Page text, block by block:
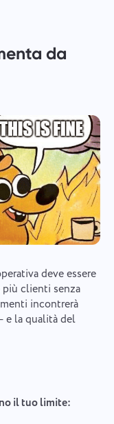
da
deve essere
più clienti senza
incontrerà
e la qualità del
il tuo limite: